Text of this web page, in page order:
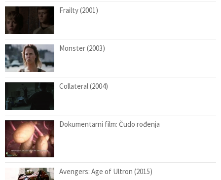
Frailty (2001)
Monster (2003)
Collateral (2004)
Dokumentarni film: Čudo rođenja
Avengers: Age of Ultron (2015)